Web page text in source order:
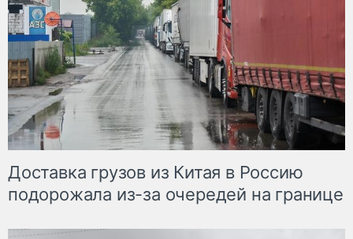
Доставка грузов из Китая в Россию
подорожала из-за очередей на границе